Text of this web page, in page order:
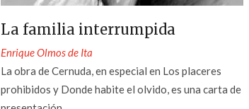
La familia interrumpida
Enrique Olmos de Ita
La obra de Cernuda, en especial en Los placeres
prohibidos y Donde habite el olvido, es una carta de